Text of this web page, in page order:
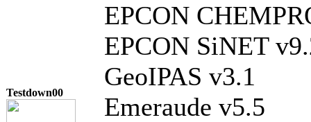
Testdown00
EPCON
EPCON SiNET
GeoIPAS v3.1
Emeraude v5.5